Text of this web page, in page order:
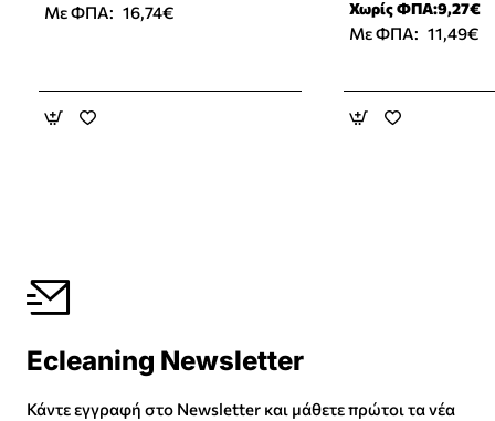
Με ΦΠΑ: 16,74€ Χωρίς ΦΠΑ:9,27€
Με ΦΠΑ: 11,49€
Ecleaning Newsletter
Κάντε εγγραφή στο Newsletter και μάθετε πρώτοι τα νέα